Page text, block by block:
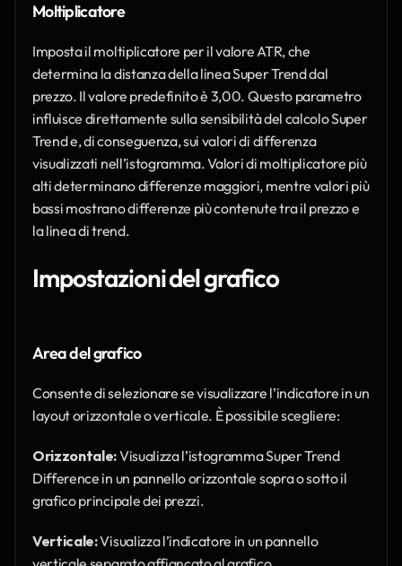
Moltiplicatore
Imposta il moltiplicatore per il valore ATR, che
determina la distanza della linea Super Trend dal
prezzo. Il valore predefinito è 3,00. Questo parametro
influisce direttamente sulla sensibilità del calcolo Super
Trend e, di conseguenza, sui valori di differenza
visualizzati nell’istogramma. Valori di moltiplicatore più
alti determinano differenze maggiori, mentre valori più
bassi mostrano differenze più contenute tra il prezzo e
la linea di trend.
Impostazioni del grafico
Area del grafico
Consente di selezionare se visualizzare l’indicatore in un
layout orizzontale o verticale. È possibile scegliere:
Orizzontale: Visualizza l’istogramma Super Trend
Difference in un pannello orizzontale sopra o sotto il
grafico principale dei prezzi.
Verticale: Visualizza l’indicatore in un pannello